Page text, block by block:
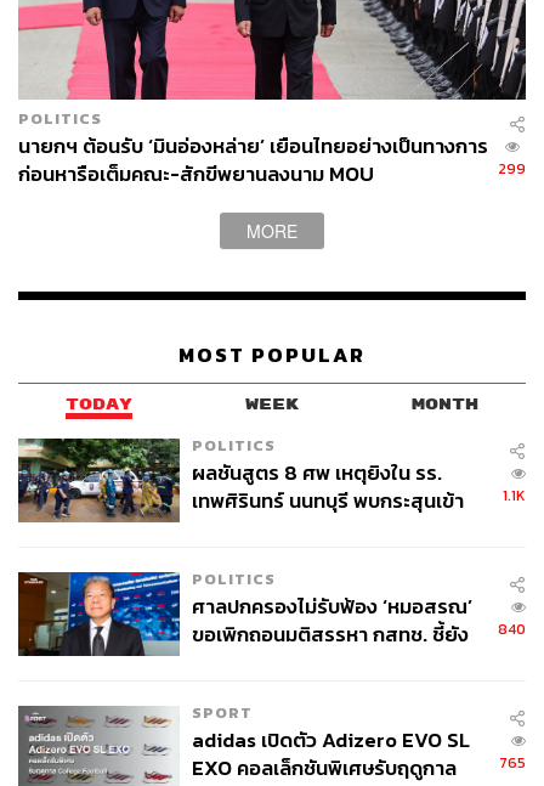
POLITICS
นายกฯ ต้อนรับ ‘มินอ่องหล่าย’ เยือนไทยอย่างเป็นทางการ
ก่อนหารือเต็มคณะ-สักขีพยานลงนาม MOU
299
MORE
MOST POPULAR
TODAY WEEK MONTH
POLITICS
ผลชันสูตร 8 ศพ เหตุยิงใน รร.
เทพศิรินทร์ นนทบุรี พบกระสุนเข้า
1.1K
POLITICS
ศาลปกครองไม่รับฟ้อง ‘หมอสรณ’
ขอเพิกถอนมติสรรหา กสทช. ชี้ยัง
840
SPORT
adidas เปิดตัว Adizero EVO SL
EXO คอลเล็กชันพิเศษรับฤดูกาล
765